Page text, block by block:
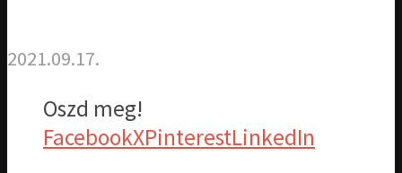
2021.09.17.
Oszd meg!
FacebookXPinterestLinkedIn